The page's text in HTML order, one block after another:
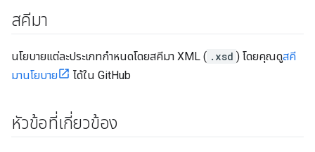
สคีมา
นโยบายแต่ละประเภทกำหนดโดยสคีมา XML ( .xsd ) โดยคุณดูสคี
มานโยบาย
ได้ใน GitHub
หัวข้อที่เกี่ยวข้อง